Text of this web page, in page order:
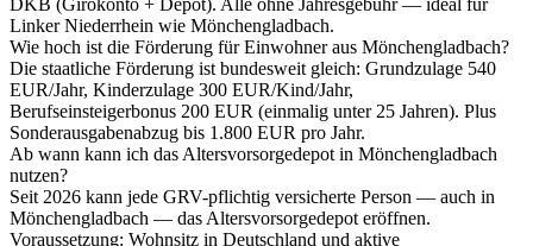
DKB (Girokonto + Depot). Alle ohne Jahresgebühr — ideal für
Linker Niederrhein wie Mönchengladbach.
Wie hoch ist die Förderung für Einwohner aus Mönchengladbach?
Die staatliche Förderung ist bundesweit gleich: Grundzulage 540
EUR/Jahr, Kinderzulage 300 EUR/Kind/Jahr,
Berufseinsteigerbonus 200 EUR (einmalig unter 25 Jahren). Plus
Sonderausgabenabzug bis 1.800 EUR pro Jahr.
Ab wann kann ich das Altersvorsorgedepot in Mönchengladbach
nutzen?
Seit 2026 kann jede GRV-pflichtig versicherte Person — auch in
Mönchengladbach — das Altersvorsorgedepot eröffnen.
Voraussetzung: Wohnsitz in Deutschland und aktive